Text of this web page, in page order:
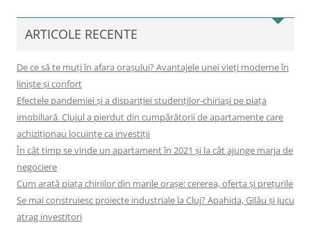
ARTICOLE RECENTE
De ce să te muți în afara orașului? Avantajele unei vieți moderne în
liniște și confort
Efectele pandemiei și a dispariției studenților-chiriași pe piața
imobiliară. Clujul a pierdut din cumpărătorii de apartamente care
achiziționau locuințe ca investiții
În cât timp se vinde un apartament în 2021 și la cât ajunge marja de
negociere
Cum arată piața chiriilor din marile orașe: cererea, oferta și prețurile
Se mai construiesc proiecte industriale la Cluj? Apahida, Gilău și Jucu
atrag investitori